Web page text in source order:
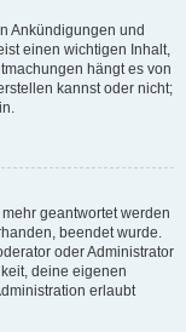
Ankündigungen und
einen wichtigen Inhalt,
hängt es von
kannst oder nicht;
geantwortet werden
beendet wurde.
oder Administrator
deine eigenen
erlaubt